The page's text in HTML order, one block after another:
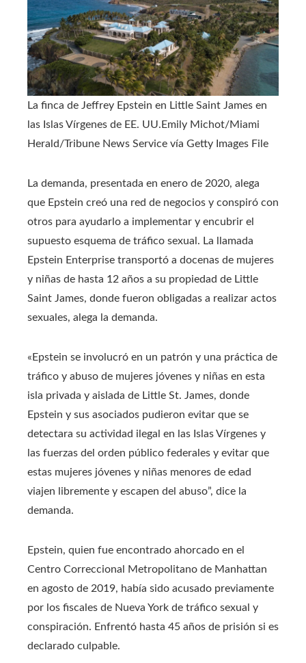
La finca de Jeffrey Epstein en Little Saint James en
las Islas Vírgenes de EE. UU. Emily Michot/Miami
Herald/Tribune News Service vía Getty Images File
La demanda, presentada en enero de 2020, alega
que Epstein creó una red de negocios y conspiró con
otros para ayudarlo a implementar y encubrir el
supuesto esquema de tráfico sexual. La llamada
Epstein Enterprise transportó a docenas de mujeres
y niñas de hasta 12 años a su propiedad de Little
Saint James, donde fueron obligadas a realizar actos
sexuales, alega la demanda.
«Epstein se involucró en un patrón y una práctica de
tráfico y abuso de mujeres jóvenes y niñas en esta
isla privada y aislada de Little St. James, donde
Epstein y sus asociados pudieron evitar que se
detectara su actividad ilegal en las Islas Vírgenes y
las fuerzas del orden público federales y evitar que
estas mujeres jóvenes y niñas menores de edad
viajen libremente y escapen del abuso”, dice la
demanda.
Epstein, quien fue encontrado ahorcado en el
Centro Correccional Metropolitano de Manhattan
en agosto de 2019, había sido acusado previamente
por los fiscales de Nueva York de tráfico sexual y
conspiración. Enfrentó hasta 45 años de prisión si es
declarado culpable.